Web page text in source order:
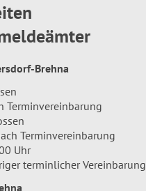
Brehna
Terminvereinbarung
Terminvereinbarung
Uhr
terminlicher Vereinbarung